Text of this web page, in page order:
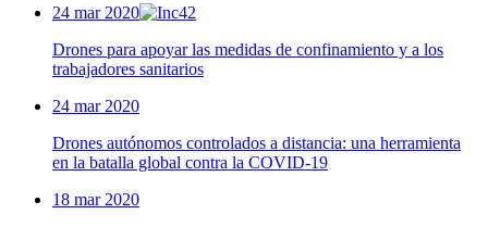
24 mar 2020
Drones para apoyar las medidas de confinamiento y a los
trabajadores sanitarios
24 mar 2020
Drones autónomos controlados a distancia: una herramienta
en la batalla global contra la COVID-19
18 mar 2020